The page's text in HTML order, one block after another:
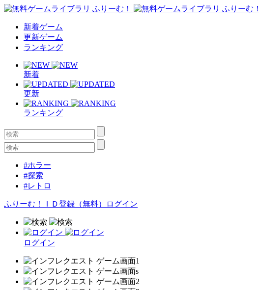
新着ゲーム
更新ゲーム
ランキング
新着
更新
ランキング
#ホラー
#探索
#レトロ
ふりーむ！ＩＤ登録（無料） ログイン
ログイン